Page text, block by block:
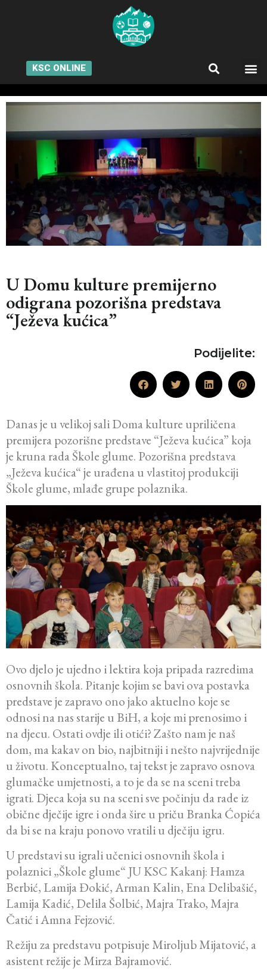
KSC ONLINE
U Domu kulture premijerno
odigrana pozorišna predstava
“Ježeva kućica”
Podijelite:
Danas je u velikoj sali Doma kulture upriličena
premijera pozorišne predstave “Ježeva kućica” koja
je kruna rada Škole glume. Pozorišna predstava
„Ježeva kućica“ je urađena u vlastitoj produkciji
Škole glume, mlađe grupe polaznika.
Ovo djelo je ujedno i lektira koja pripada razredima
osnovnih škola. Pitanje kojim se bavi ova postavka
predstave je zapravo ono jako aktuelno koje se
odnosi na nas starije u BiH, a koje mi prenosimo i
na djecu. Ostati ovdje ili otići? Zašto nam je naš
dom, ma kakav on bio, najbitniji i nešto najvrijednije
u životu. Konceptualno, taj tekst je zapravo osnova
glumačke umjetnosti, a to je da se na sceni treba
igrati. Djeca koja su na sceni sve počinju da rade iz
obične dječije igre i onda šire u priču Branka Ćopića
da bi se na kraju ponovo vratili u dječiju igru.
U predstavi su igrali učenici osnovnih škola i
polaznici „Škole glume“ JU KSC Kakanj: Hamza
Berbić, Lamija Đokić, Arman Kalin, Ena Delibašić,
Lamija Kadić, Delila Šolbić, Majra Trako, Majra
Čatić i Amna Fejzović.
Režiju za predstavu potpisuje Miroljub Mijatović, a
asistent režije je Mirza Bajramović.